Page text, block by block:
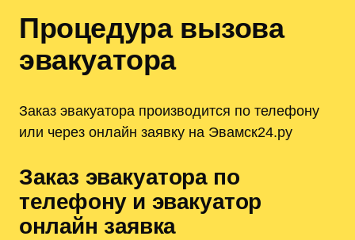
Процедура вызова
эвакуатора
Заказ эвакуатора производится по телефону
или через онлайн заявку на Эвамск24.ру
Заказ эвакуатора по
телефону и эвакуатор
онлайн заявка